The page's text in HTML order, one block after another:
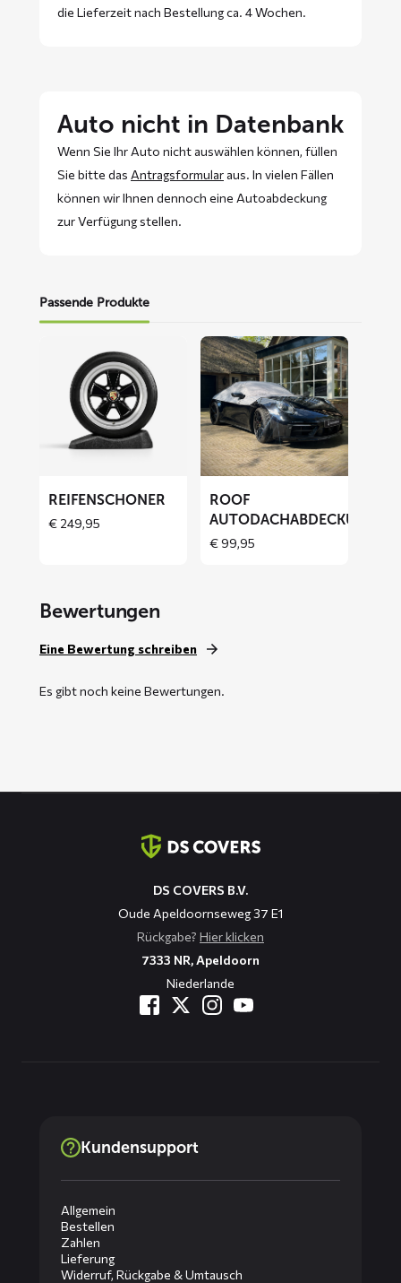
die Lieferzeit nach Bestellung ca. 4 Wochen.
Auto nicht in Datenbank
Wenn Sie Ihr Auto nicht auswählen können, füllen
Sie bitte das Antragsformular aus. In vielen Fällen
können wir Ihnen dennoch eine Autoabdeckung
zur Verfügung stellen.
Passende Produkte
Reifenschoner
REIFENSCHONER
€249,95
Mehr
lesen
über
ROOF
Autodachabdeckung
ROOF
AUTODACHABDECKUNG
€99,95
Bewertungen
Eine Bewertung schreiben
Es gibt noch keine Bewertungen.
DS COVERS B.V.
Oude Apeldoornseweg 37 E1
Rückgabe? Hier klicken
7333 NR, Apeldoorn
Niederlande
Kundensupport
Allgemein
Bestellen
Zahlen
Lieferung
Widerruf, Rückgabe & Umtausch